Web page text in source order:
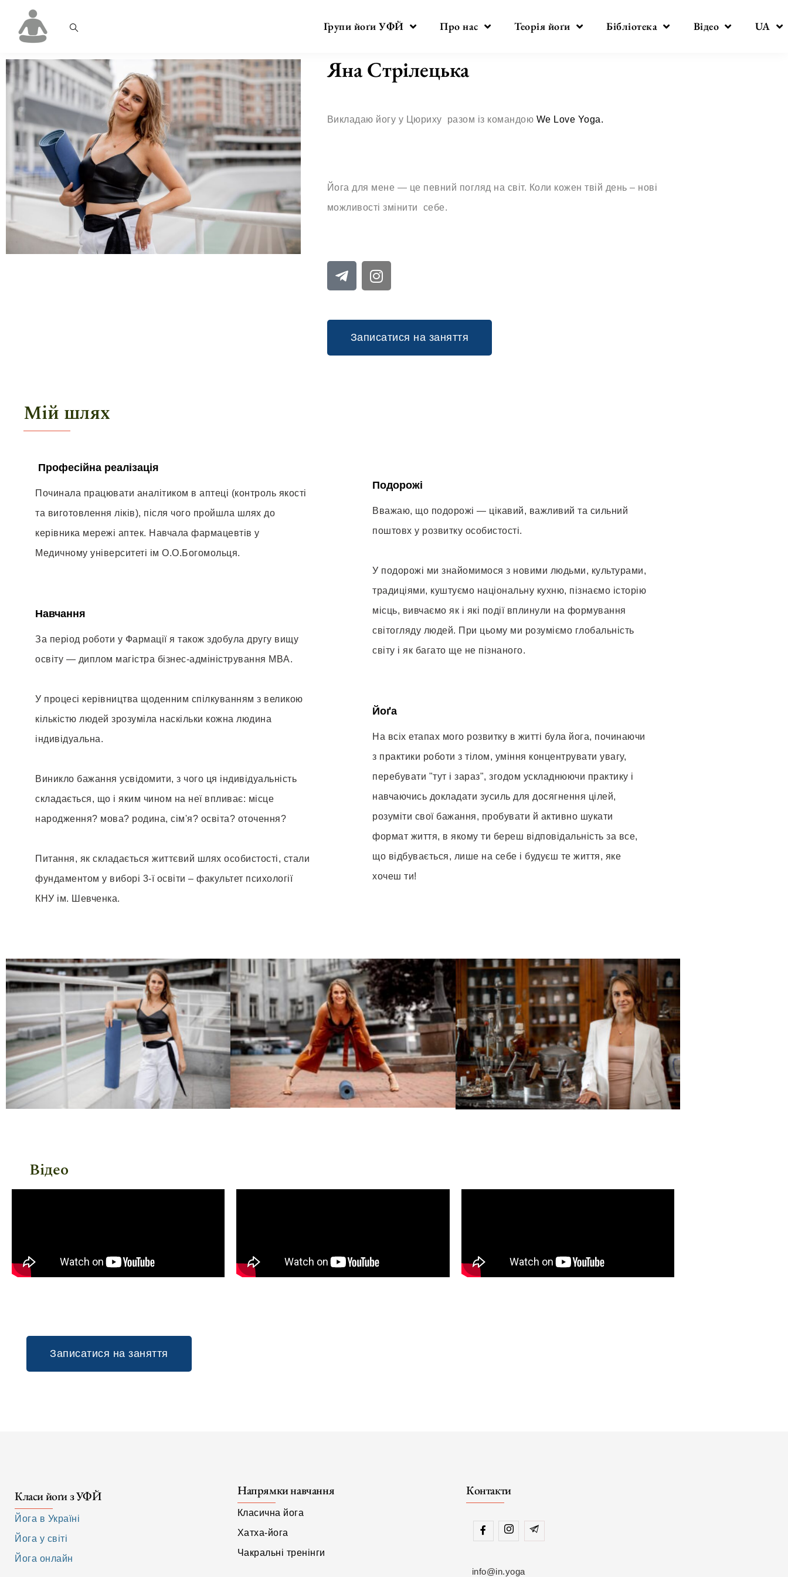
Групи йоґи УФЙ Про нас Теорія йоґи Бібліотека Відео UA
Яна Стрілецька
Викладаю йогу у Цюриху разом із командою We Love Yoga.
Йога для мене — це певний погляд на світ. Коли кожен твій день – нові
можливості змінити себе.
Записатися на заняття
Мій шлях
Професійна реалізація
Починала працювати аналітиком в аптеці (контроль якості
та виготовлення ліків), після чого пройшла шлях до
керівника мережі аптек. Навчала фармацевтів у
Медичному університеті ім О.О.Богомольця.
Навчання
За період роботи у Фармації я також здобула другу вищу
освіту — диплом магістра бізнес-адміністрування MBA.
У процесі керівництва щоденним спілкуванням з великою
кількістю людей зрозуміла наскільки кожна людина
індивідуальна.
Виникло бажання усвідомити, з чого ця індивідуальність
складається, що і яким чином на неї впливає: місце
народження? мова? родина, сім'я? освіта? оточення?
Питання, як складається життєвий шлях особистості, стали
фундаментом у виборі 3-ї освіти – факультет психології
КНУ ім. Шевченка.
Подорожі
Вважаю, що подорожі — цікавий, важливий та сильний
поштовх у розвитку особистості.
У подорожі ми знайомимося з новими людьми, культурами,
традиціями, куштуємо національну кухню, пізнаємо історію
місць, вивчаємо як і які події вплинули на формування
світогляду людей. При цьому ми розуміємо глобальність
світу і як багато ще не пізнаного.
Йоґа
На всіх етапах мого розвитку в житті була йога, починаючи
з практики роботи з тілом, уміння концентрувати увагу,
перебувати "тут і зараз", згодом ускладнюючи практику і
навчаючись докладати зусиль для досягнення цілей,
розуміти свої бажання, пробувати й активно шукати
формат життя, в якому ти береш відповідальність за все,
що відбувається, лише на себе і будуєш те життя, яке
хочеш ти!
Відео
Записатися на заняття
Класи йоґи з УФЙ
Йога в Україні
Йога у світі
Йога онлайн
Напрямки навчання
Класична йога
Хатха-йога
Чакральні тренінги
Контакти
info@in.yoga